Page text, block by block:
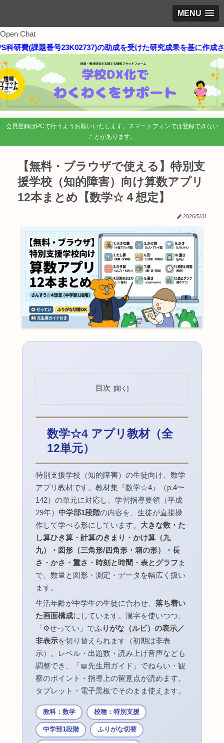
MENU
Open Chat
費(課題番号23K02737)の助成を受けた研究成果を基に作成され
会員登録はPCで行うようお願いいたします。スマートフォンでは登録できない
ことがあります。
【無料・ブラウザで使える】特別支
援学校（知的障害）向け算数アプリ
12本まとめ【数学☆４想定】
2026/5/31
目次
数学☆4 アプリ教材（全
12単元）
特別支援学校（知的障害）の生徒向け、数学
アプリ教材です。教材集『数学☆4』（p.4〜
142）の単元に対応し、学習指導要領（平成
29年） 中学部1段階の内容を、生徒が直接操
作して学べる形にしています。 大きな数・た
し算ひき算・計算のきまり・かけ算（九
九）・図形（三角形/四角形・箱の形）・長
さ・かさ・重さ・時刻と時間・表とグラフ ま
で、数量と図形・測定・データを幅広く扱い
ます。
生活年齢が中学生の生徒に合わせ、 落ち着い
た画面構成にしています。漢字を使いつつ、
「⚙せってい」でふりがな（ルビ）の表示／
非表示を切り替えられます（初期は非表
示）。レベル・出題数・読み上げ音声なども
調整でき、「📖先生用ガイド」でねらい・観
察のポイント・指導上の留意点が読めます。
タブレット・電子黒板でそのまま使えます。
教科：数学 校種：特別支援
中学部1段階 ふりがな切替